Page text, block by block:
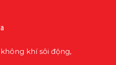
khí sôi động,